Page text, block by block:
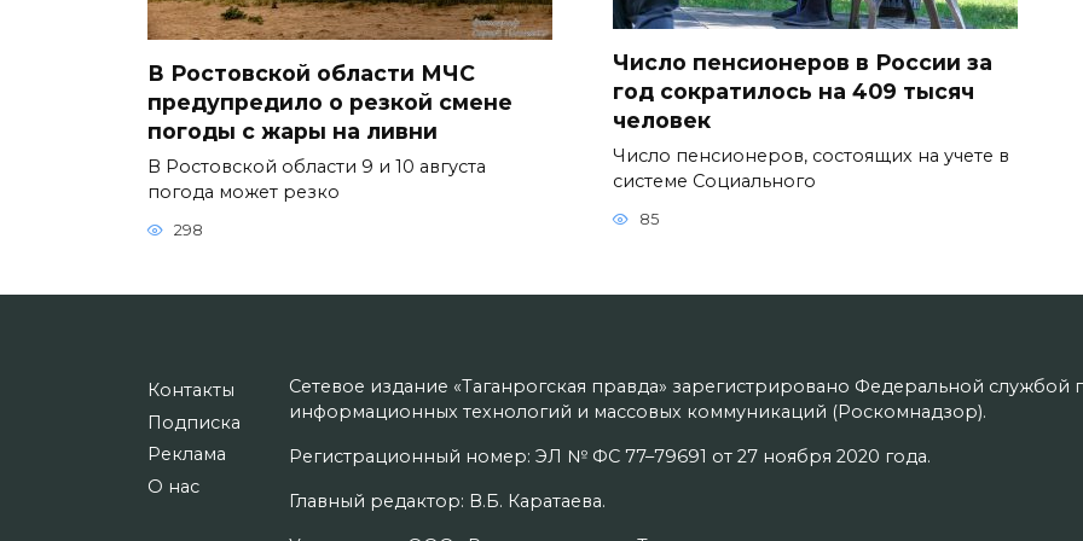
В Ростовской области МЧС
предупредило о резкой смене
погоды с жары на ливни
В Ростовской области 9 и 10 августа
погода может резко
298
Число пенсионеров в России за
год сократилось на 409 тысяч
человек
Число пенсионеров, состоящих на учете в
системе Социального
85
Контакты
Подписка
Реклама
О нас
Сетевое издание «Таганрогская правда» зарегистрировано Федеральной службой
информационных технологий и массовых коммуникаций (Роскомнадзор).
Регистрационный номер: ЭЛ № ФС 77–79691 от 27 ноября 2020 года.
Главный редактор: В.Б. Каратаева.